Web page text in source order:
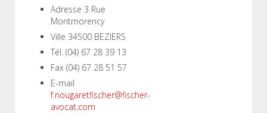
Adresse 3 Rue
Montmorency
Ville 34500 BEZIERS
Tél. (04) 67 28 39 13
Fax (04) 67 28 51 57
E-mail
f.nougaretfischer@fischer-
avocat.com